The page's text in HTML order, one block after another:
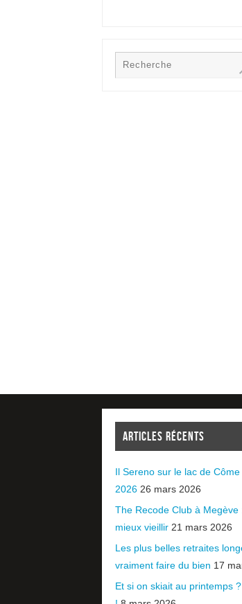
ARTICLES RÉCENTS
Il Sereno sur le lac de
2026 26 mars 2026
The Recode Club à
mieux vieillir 21 mars 2026
Les plus belles retraites
vraiment faire du bien 17
Et si on skiait au printemps